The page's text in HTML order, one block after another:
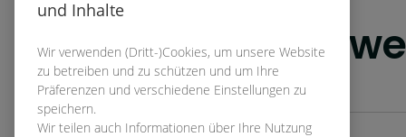
und Inhalte
Wir verwenden (Dritt-)Cookies, um unsere Website
zu betreiben und zu schützen und um Ihre
Präferenzen und verschiedene Einstellungen zu
speichern.
Wir teilen auch Informationen über Ihre Nutzung